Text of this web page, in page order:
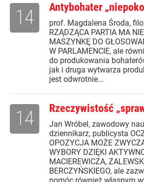
Antybohater
prof. Magdalena Środa,
RZĄDZĄCA PARTIA MA
MASZYNKĘ DO
W PARLAMENCIE, ale
do produkowania
jak i druga wytwarza
jest odwrotnie...
14
Rzeczywistość
Jan Wróbel, zawodowy
dziennikarz, publicysta
OPOZYCJA MOŻE
WYBORY DZIĘKI
MACIEREWICZA,
BERCZYŃSKIEGO, ale
14